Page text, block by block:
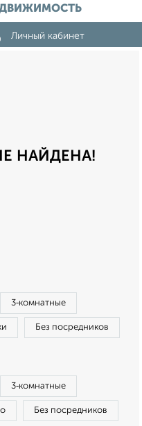
Личный кабинет
НАЙДЕНА!
3‑комнатные
Без посредников
3‑комнатные
Без посредников